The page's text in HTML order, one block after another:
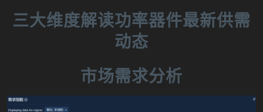
三大维度解读功率器件最新供需
动态
市场需求分析